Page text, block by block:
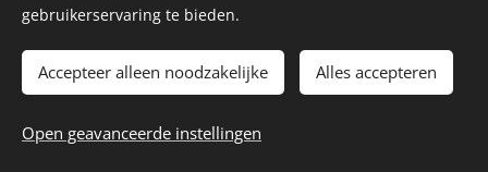
© 2026 La Piccola Cantina
Website bydry.media
gebruikerservaring te bieden.
Accepteer alleen noodzakelijke Alles accepteren
Open geavanceerde instellingen